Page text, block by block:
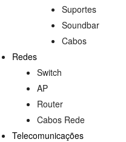
Suportes
Soundbar
Cabos
Redes
Switch
AP
Router
Cabos Rede
Telecomunicações